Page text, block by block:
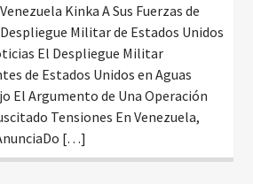
Kinka A Sus Fuerzas de
Militar de Estados Unidos
El Despliegue Militar
de Estados Unidos en Aguas
El Argumento de Una Operación
Tensiones En Venezuela,
[…]